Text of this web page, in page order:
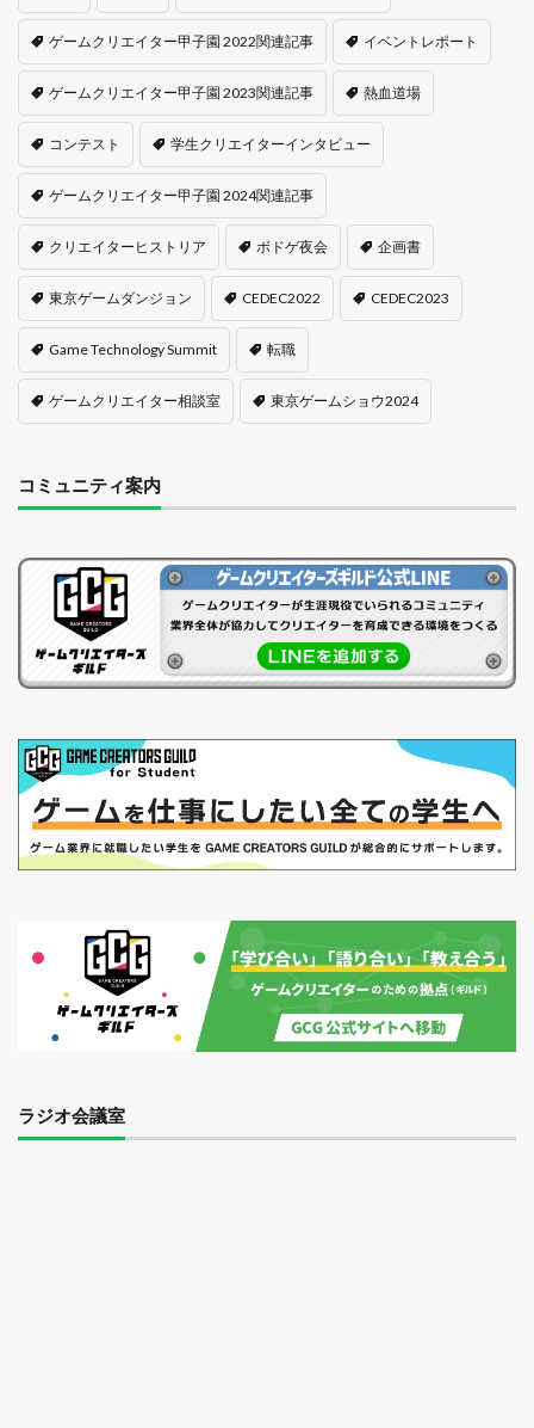
ゲームクリエイター甲子園 2022関連記事 イベントレポート
ゲームクリエイター甲子園 2023関連記事 熱血道場
コンテスト 学生クリエイターインタビュー
ゲームクリエイター甲子園 2024関連記事
クリエイターヒストリア ボドゲ夜会 企画書
東京ゲームダンジョン CEDEC2022 CEDEC2023
Game Technology Summit 転職
ゲームクリエイター相談室 東京ゲームショウ2024
コミュニティ案内
ラジオ会議室